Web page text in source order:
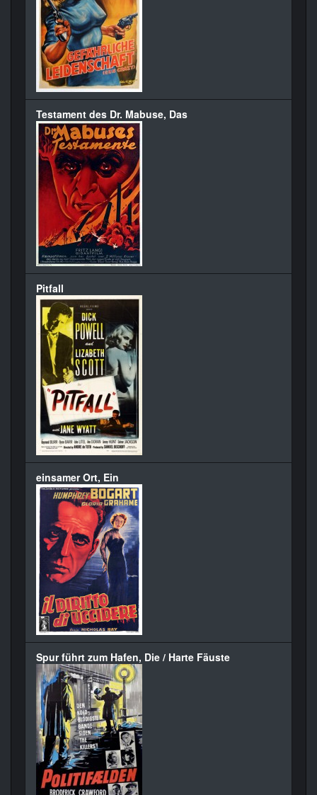
Testament des Dr. Mabuse, Das
Pitfall
einsamer Ort, Ein
Spur führt zum Hafen, Die / Harte Fäuste